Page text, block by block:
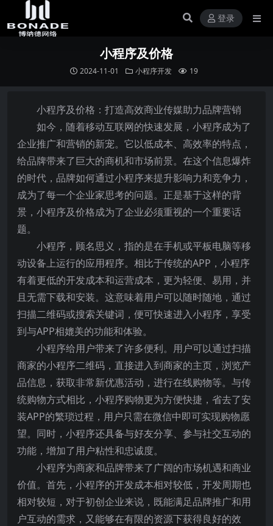
登录
小程序及价格
2024-11-01 小程序开发 19
小程序及价格：打造高效商业传媒助力品牌营销
如今，随着移动互联网的快速发展，小程序成为了
企业推广和营销的新宠。它以低成本、高效率的特点，
给品牌带来了巨大的商机和市场前景。在这个信息爆炸
的时代，品牌如何通过小程序来提升影响力和竞争力，
成为了每一个企业家思考的问题。正是基于这样的背
景，小程序及价格成为了企业必须重视的一个重要话
题。
小程序，顾名思义，指的是在手机或平板电脑等移
动设备上运行的应用程序。相比于传统的APP，小程序
有着更低的开发成本和运营成本，更为轻便、易用，并
且无需下载和安装。这意味着用户可以随时随地，通过
扫描二维码或搜索关键词，便可快速进入小程序，享受
到与APP相媲美的功能和体验。
小程序给用户带来了许多便利。用户可以通过扫描
商家的小程序二维码，直接进入到商家的主页，浏览产
品信息，获取非常新优惠活动，进行在线购物等。与传
统购物方式相比，小程序购物更为方便快捷，省去了安
装APP的繁琐过程，用户只需在微信中即可实现购物愿
望。同时，小程序还具备与好友分享、参与社交互动的
功能，增加了用户粘性和忠诚度。
小程序为商家和品牌带来了广阔的市场机遇和商业
价值。首先，小程序的开发成本相对较低，开发周期也
相对较短，对于初创企业来说，既能满足品牌推广和用
户互动的需求，又能够在有限的资源下获得良好的效